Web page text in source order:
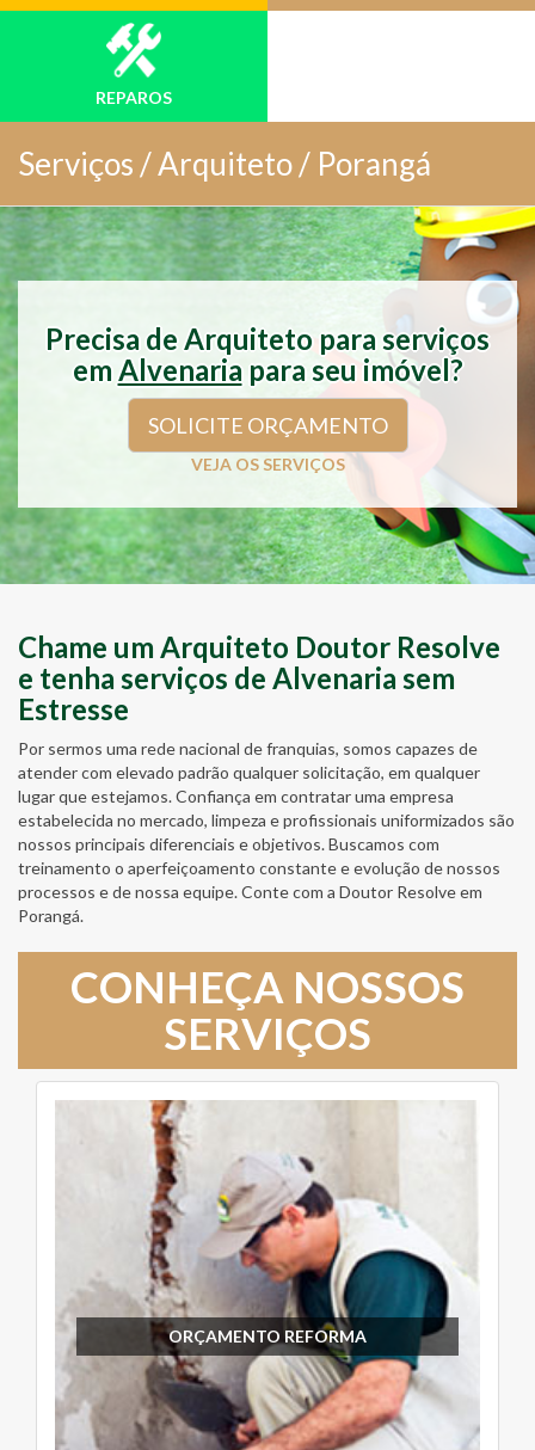
REPAROS
Serviços /Arquiteto / Porangá
Precisa de Arquiteto para serviços
em Alvenaria para seu imóvel?
SOLICITE ORÇAMENTO
VEJA OS SERVIÇOS
Chame um Arquiteto Doutor Resolve
e tenha serviços de Alvenaria sem
Estresse
Por sermos uma rede nacional de franquias, somos capazes de
atender com elevado padrão qualquer solicitação, em qualquer
lugar que estejamos. Confiança em contratar uma empresa
estabelecida no mercado, limpeza e profissionais uniformizados são
nossos principais diferenciais e objetivos. Buscamos com
treinamento o aperfeiçoamento constante e evolução de nossos
processos e de nossa equipe. Conte com a Doutor Resolve em
Porangá.
CONHEÇA NOSSOS
SERVIÇOS
ORÇAMENTO REFORMA